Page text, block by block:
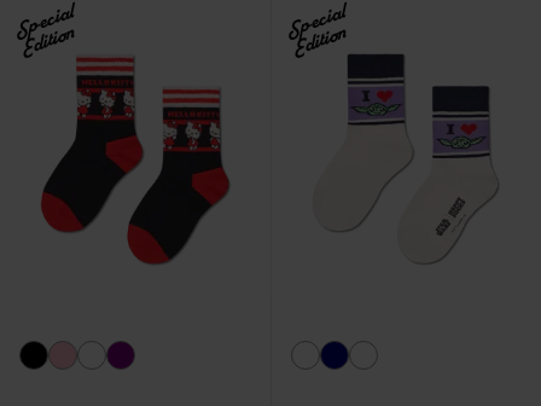
Special
Edition Special
Edition